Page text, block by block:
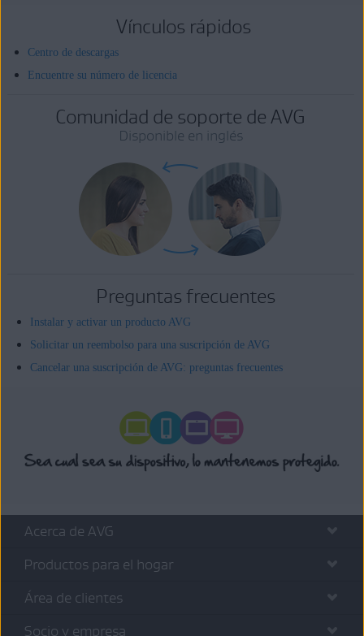
Vínculos rápidos
Centro de descargas
Encuentre su número de licencia
Comunidad de soporte de AVG
Disponible en inglés
Preguntas frecuentes
Instalar y activar un producto AVG
Solicitar un reembolso para una suscripción de AVG
Cancelar una suscripción de AVG: preguntas frecuentes
Acerca de AVG
Productos para el hogar
Área de clientes
Socio y empresa